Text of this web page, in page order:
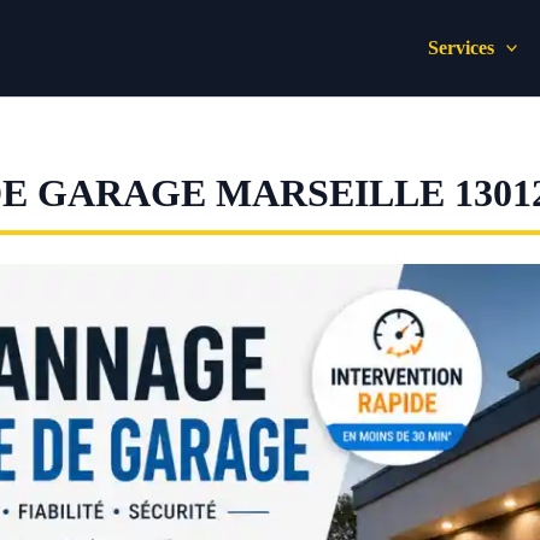
Services
GARAGE MARSEILLE